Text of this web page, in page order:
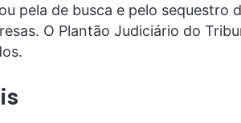
pela de busca e pelo sequestro
O Plantão Judiciário do